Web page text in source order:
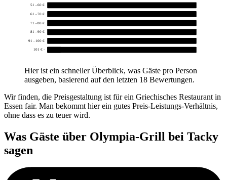
51 - 60 €
61 - 70 €
71 - 80 €
81 - 90 €
91 - 100 €
101 € -
Hier ist ein schneller Überblick, was Gäste pro Person
ausgeben, basierend auf den letzten 18 Bewertungen.
Wir finden, die Preisgestaltung ist für ein Griechisches Restaurant in
Essen fair. Man bekommt hier ein gutes Preis-Leistungs-Verhältnis,
ohne dass es zu teuer wird.
Was Gäste über Olympia-Grill bei Tacky
sagen